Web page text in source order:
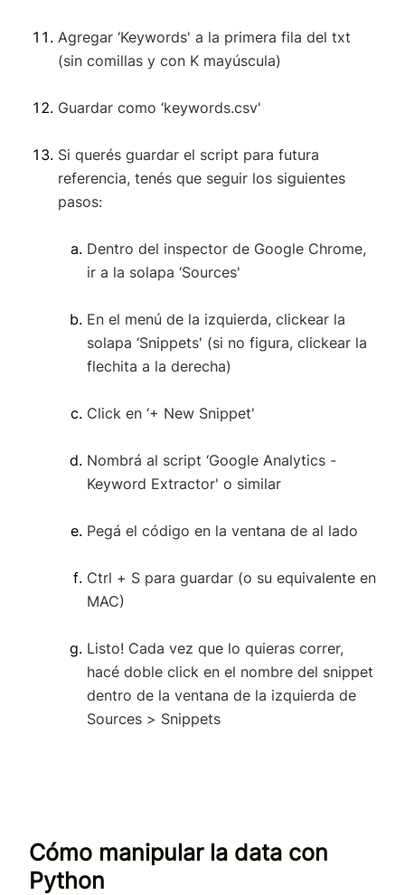
Agregar ‘Keywords' a la primera fila del txt
(sin comillas y con K mayúscula)
Guardar como ‘keywords.csv'
Si querés guardar el script para futura
referencia, tenés que seguir los siguientes
pasos:
Dentro del inspector de Google Chrome,
ir a la solapa ‘Sources'
En el menú de la izquierda, clickear la
solapa ‘Snippets' (si no figura, clickear la
flechita a la derecha)
Click en ‘+ New Snippet'
Nombrá al script ‘Google Analytics -
Keyword Extractor' o similar
Pegá el código en la ventana de al lado
Ctrl + S para guardar (o su equivalente en
MAC)
Listo! Cada vez que lo quieras correr,
hacé doble click en el nombre del snippet
dentro de la ventana de la izquierda de
Sources > Snippets
Cómo manipular la data con
Python